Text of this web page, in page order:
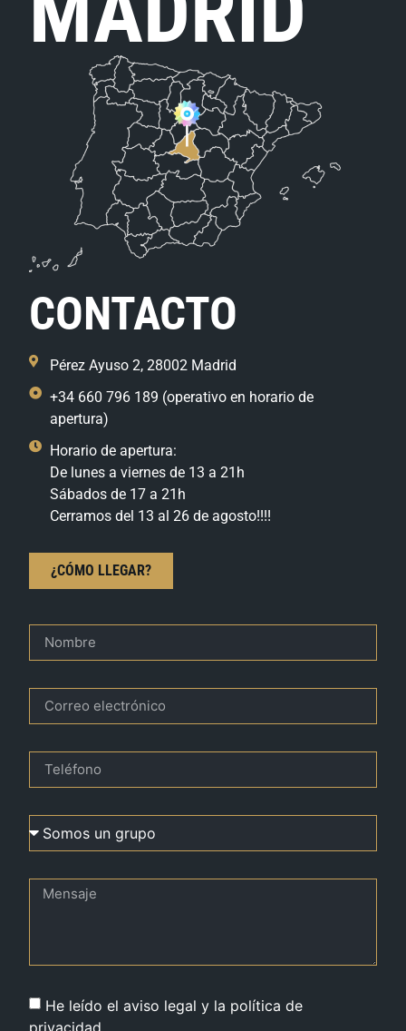
CONTACTO
Pérez Ayuso 2, 28002 Madrid
+34 660 796 189 (operativo en horario de
apertura)
Horario de apertura:
De lunes a viernes de 13 a 21h
Sábados de 17 a 21h
Cerramos del 13 al 26 de agosto!!!!
¿CÓMO LLEGAR?
He leído el aviso legal y la política de
privacidad